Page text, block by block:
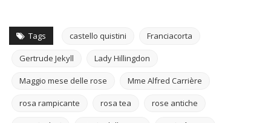
Tags castello quistini Franciacorta
Gertrude Jekyll Lady Hillingdon
Maggio mese delle rose Mme Alfred Carrière
rosa rampicante rosa tea rose antiche